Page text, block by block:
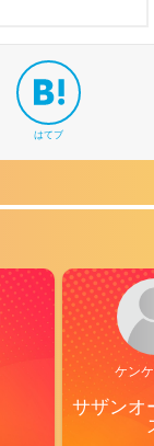
はてブ
ケン
サザンオ